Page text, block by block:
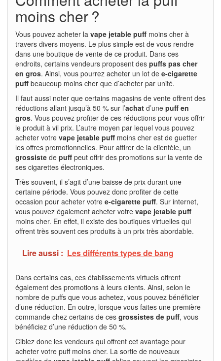
moins cher ?
Vous pouvez acheter la vape jetable puff moins cher à
travers divers moyens. Le plus simple est de vous rendre
dans une boutique de vente de ce produit. Dans ces
endroits, certains vendeurs proposent des puffs pas cher
en gros. Ainsi, vous pourrez acheter un lot de e-cigarette
puff beaucoup moins cher que d’acheter par unité.
Il faut aussi noter que certains magasins de vente offrent des
réductions allant jusqu’à 50 % sur l’achat d’une puff en
gros. Vous pouvez profiter de ces réductions pour vous offrir
le produit à vil prix. L’autre moyen par lequel vous pouvez
acheter votre vape jetable puff moins cher est de guetter
les offres promotionnelles. Pour attirer de la clientèle, un
grossiste de puff peut offrir des promotions sur la vente de
ses cigarettes électroniques.
Très souvent, il s’agit d’une baisse de prix durant une
certaine période. Vous pouvez donc profiter de cette
occasion pour acheter votre e-cigarette puff. Sur internet,
vous pouvez également acheter votre vape jetable puff
moins cher. En effet, il existe des boutiques virtuelles qui
offrent très souvent ces produits à un prix très abordable.
Lire aussi : Les différents types de bang
Dans certains cas, ces établissements virtuels offrent
également des promotions à leurs clients. Ainsi, selon le
nombre de puffs que vous achetez, vous pouvez bénéficier
d’une réduction. En outre, lorsque vous faites une première
commande chez certains de ces grossistes de puff, vous
bénéficiez d’une réduction de 50 %.
Ciblez donc les vendeurs qui offrent cet avantage pour
acheter votre puff moins cher. La sortie de nouveaux